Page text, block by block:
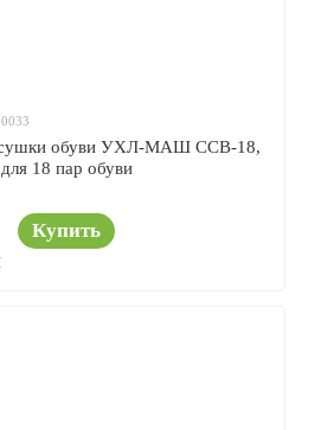
сушки обуви УХЛ-МАШ ССВ-18,
18 пар обуви
Купить